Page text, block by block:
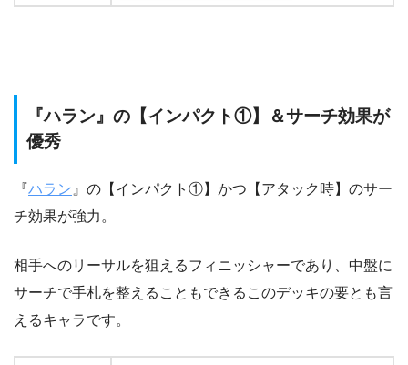
『ハラン』の【インパクト①】＆サーチ効果が
優秀
『 ハラン』の【インパクト①】かつ【アタック時】のサー
チ効果が強力。
相手へのリーサルを狙えるフィニッシャーであり、中盤に
サーチで手札を整えることもできるこのデッキの要とも言
えるキャラです。